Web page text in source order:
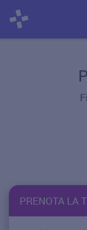
PRENOTA LA